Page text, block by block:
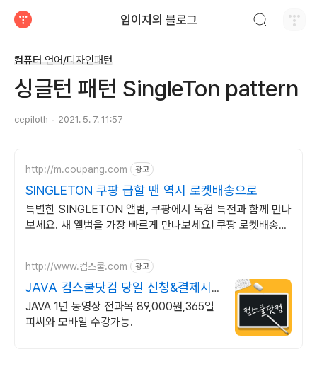
임이지의 블로그
컴퓨터 언어/디자인패턴
싱글턴 패턴 SingleTon pattern
cepiloth 2021. 5. 7. 11:57
http://m.coupang.com 광고
SINGLETON 쿠팡 급할 땐 역시 로켓배송으로
특별한 SINGLETON 앨범, 쿠팡에서 독점 특전과 함께 만나
보세요. 새 앨범을 가장 빠르게 만나보세요! 쿠팡 로켓배송으
http://www.컴스쿨.com 광고
JAVA 컴스쿨닷컴 당일 신청&결제시
기프티콘!
JAVA 1년 동영상 전과목 89,000원,365일
피씨와 모바일 수강가능.